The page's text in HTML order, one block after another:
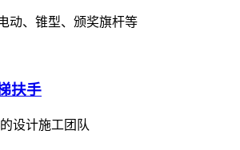
动、锥型、颁奖旗杆等
扶手
设计施工团队